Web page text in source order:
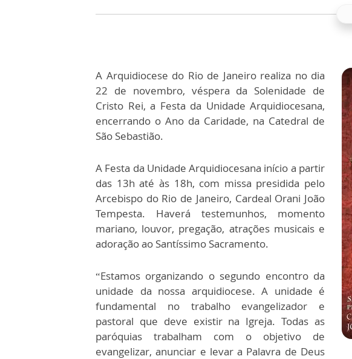
A Arquidiocese do Rio de Janeiro realiza no dia
22 de novembro, véspera da Solenidade de
Cristo Rei, a Festa da Unidade Arquidiocesana,
encerrando o Ano da Caridade, na Catedral de
São Sebastião.
A Festa da Unidade Arquidiocesana início a partir
das 13h até às 18h, com missa presidida pelo
Arcebispo do Rio de Janeiro, Cardeal Orani João
Tempesta. Haverá testemunhos, momento
mariano, louvor, pregação, atrações musicais e
adoração ao Santíssimo Sacramento.
“Estamos organizando o segundo encontro da
unidade da nossa arquidiocese. A unidade é
fundamental no trabalho evangelizador e
pastoral que deve existir na Igreja. Todas as
paróquias trabalham com o objetivo de
evangelizar, anunciar e levar a Palavra de Deus